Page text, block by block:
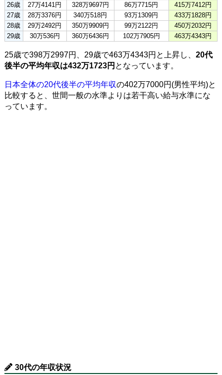
26歳
27万4141円 328万9697円 86万7715円
415万7412円
27歳
28万3376円 340万518円 93万1309円
433万1828円
28歳
29万2492円 350万9909円 99万2122円
450万2032円
29歳
30万536円 360万6436円 102万7905円 463万4343円
25歳で398万2997円、29歳で463万4343円と上昇し、 20代
後半の平均年収は432万1723円 となっています。
日本全体の20代後半の平均年収の402万7000円(男性平均)と
比較すると、世間一般の水準よりは若干高い給与水準にな
っています。
30代の年収状況